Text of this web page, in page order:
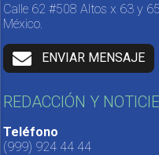
Calle 62 #508 Altos x 63 y
México.
ENVIAR MENSAJE
REDACCIÓN Y
Teléfono
(999) 924 44 44